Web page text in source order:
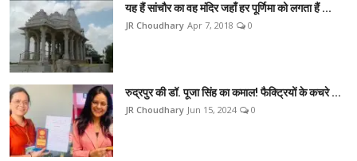
यह हैं सांचौर का वह मंदिर जहाँ हर पूर्णिमा को लगता हैं ...
JR Choudhary Apr 7, 2018 0
रुद्रपुर की डॉ. पूजा सिंह का कमाल! फैक्ट्रियों के कचरे ...
JR Choudhary Jun 15, 2024 0